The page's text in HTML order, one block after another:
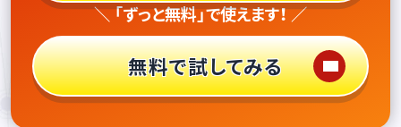
＼ 「ずっと無料」で使えます！ ／
無料で試してみる